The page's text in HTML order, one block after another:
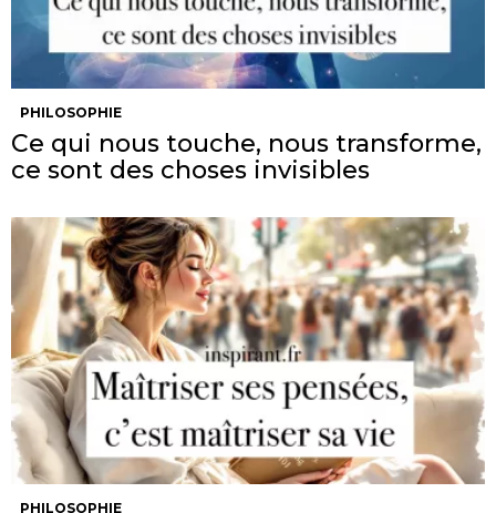
PHILOSOPHIE
Ce qui nous touche, nous transforme,
ce sont des choses invisibles
PHILOSOPHIE